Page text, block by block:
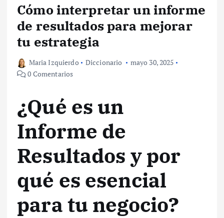
Cómo interpretar un informe
de resultados para mejorar
tu estrategia
Maria Izquierdo Diccionario
mayo 30, 2025
0 Comentarios
¿Qué es un
Informe de
Resultados y por
qué es esencial
para tu negocio?